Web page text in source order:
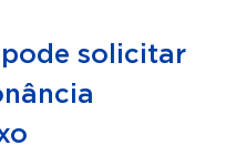
solicitar